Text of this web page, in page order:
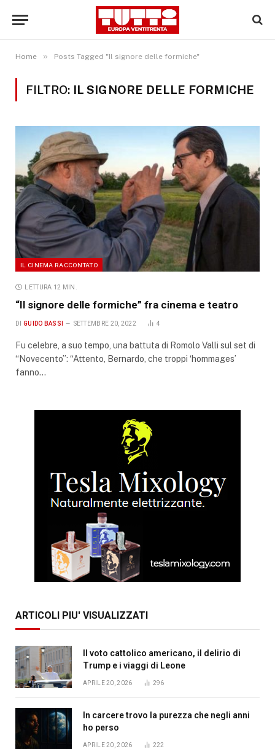
Home » Posts Tagged "Il signore delle formiche"
FILTRO: IL SIGNORE DELLE FORMICHE
IL CINEMA RACCONTATO
LETTURA 12 MIN.
“Il signore delle formiche” fra cinema e teatro
DI GUIDO BASSI SETTEMBRE 20, 2022 4
Fu celebre, a suo tempo, una battuta di Romolo Valli sul set di
“Novecento”: “Attento, Bernardo, che troppi ‘hommages’
fanno…
ARTICOLI PIU' VISUALIZZATI
Il voto cattolico americano, il delirio di
Trump e i viaggi di Leone
APRILE 20, 2026 296
In carcere trovo la purezza che negli anni
ho perso
APRILE 20, 2026 222